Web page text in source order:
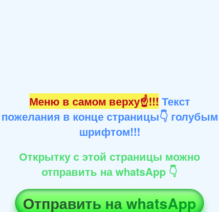
Меню в самом верху☝!!! Текст
пожелания в конце страницы👇 голубым
шрифтом!!!
Открытку с этой страницы можно
отправить на whatsApp 👇
Отправить на whatsApp